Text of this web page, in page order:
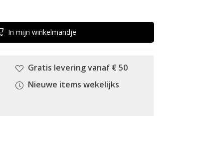
In mijn winkelmandje
Gratis levering vanaf € 50
Nieuwe items wekelijks